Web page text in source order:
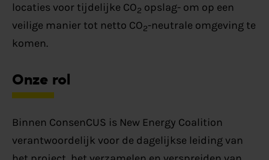
locaties voor tijdelijke CO2 opslag- om op een
veilige manier tot netto CO2-neutrale omgeving te
komen.
Onze rol
Binnen ConsenCUS is New Energy Coalition
verantwoordelijk voor de dagelijkse leiding van